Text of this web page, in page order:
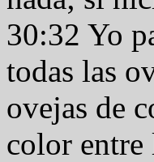
30:32 Yo
todas las
ovejas de
color entre